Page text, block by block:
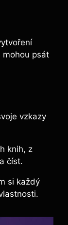
mohou psát
vzkazy
knih, z
číst.
si každý